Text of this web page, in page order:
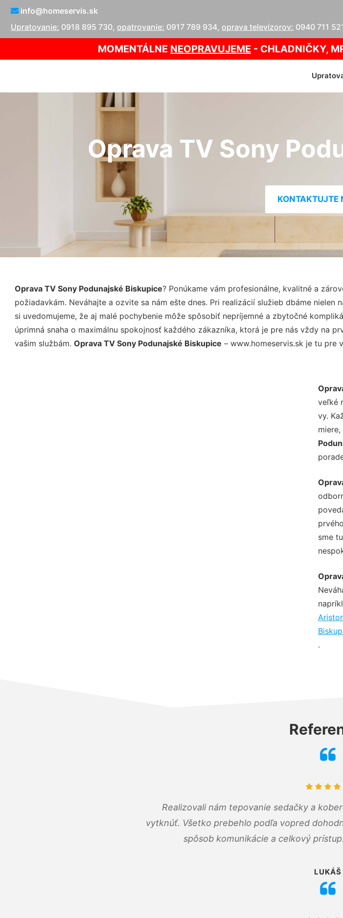
info@homeservis.sk
Upratovanie: 0918 895 730, opatrovanie: 0917 789 934, oprava televízorov: 0940 711
MOMENTÁLNE NEOPRAVUJEME - CHLADNIČKY,
Oprava TV Sony
KONTAKTUJTE
Oprava TV Sony Podunajské Biskupice? Ponúkame vám profesionálne, kvalitné a
požiadavkám. Neváhajte a ozvite sa nám ešte dnes. Pri realizácií služieb dbáme
si uvedomujeme, že aj malé pochybenie môže spôsobiť nepríjemné a zbytočné
úprimná snaha o maximálnu spokojnosť každého zákazníka, ktorá je pre nás vždy na
vašim službám. Oprava TV Sony Podunajské Biskupice – www.homeservis.sk je tu pre
veľké
vy.
sme
.
Realizovali nám tepovanie sedačky a
vytknúť. Všetko prebehlo podľa vopred
spôsob komunikácie a celkový
LUKÁŠ